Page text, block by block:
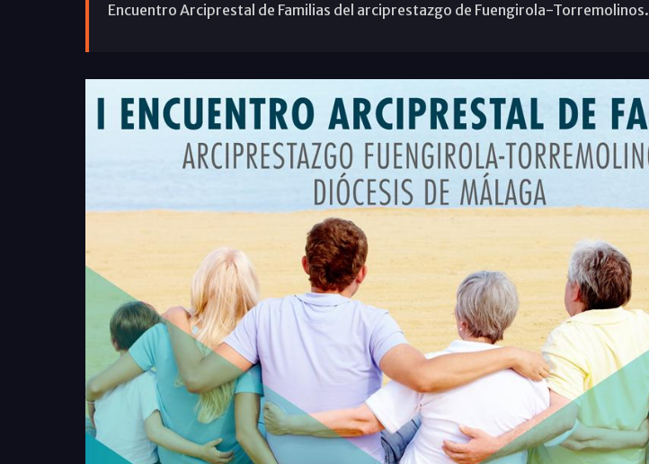
Encuentro Arciprestal de Familias del arciprestazgo de Fuengirola-Torremolinos.